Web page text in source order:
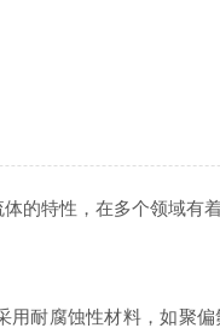
的特性，在多个领域有
腐蚀性材料，如聚偏